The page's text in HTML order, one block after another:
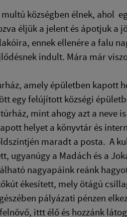
községben élnek, ahol
éljük a jelent és ápotjuk a
ennek ellenére a falu
indult. Mára már
amely épületben kapott
egy felújított községi
mint ahogy azt a neve
helyet a könyvtár és
maradt a posta. A
ugyanúgy a Madách és a
nagyapáink reánk
ékesített, mely ötágú
pályázati pénzen
ittt élő és hozzánk